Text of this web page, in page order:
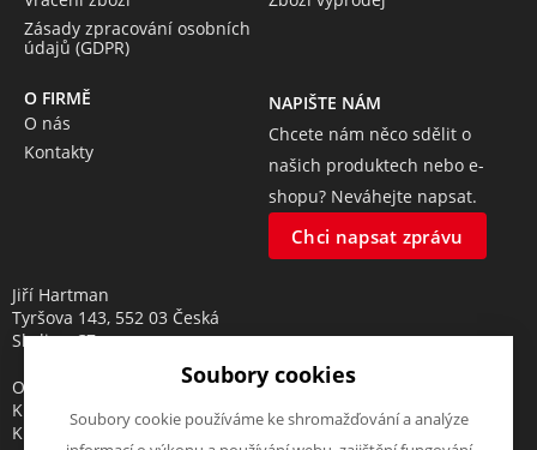
Zásady zpracování osobních
údajů (GDPR)
O FIRMĚ
O nás
Kontakty
NAPIŠTE NÁM
Chcete nám něco sdělit o
našich produktech nebo e-
shopu? Neváhejte napsat.
Chci napsat zprávu
Jiří Hartman
Tyršova 143, 552 03 Česká
Skalice, CZ
Obchodní rejstřík vedený u
Krajského soudu v Hradci
Králové, oddíl A, vložka 18553
Soubory cookies
Soubory cookie používáme ke shromažďování a analýze